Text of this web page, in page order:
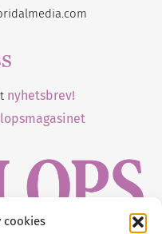
cookies
nyhetsbrev!